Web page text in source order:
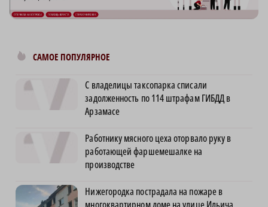
САМОЕ ПОПУЛЯРНОЕ
С владелицы таксопарка списали
задолженность по 114 штрафам ГИБДД в
Арзамасе
Работнику мясного цеха оторвало руку в
работающей фаршемешалке на
производстве
Нижегородка пострадала на пожаре в